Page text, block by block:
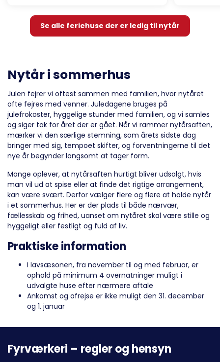
Se alle feriehuse der er ledig til nytår
Nytår i sommerhus
Julen fejrer vi oftest sammen med familien, hvor nytåret
ofte fejres med venner. Juledagene bruges på
julefrokoster, hyggelige stunder med familien, og vi samles
og siger tak for året der er gået. Når vi rammer nytårsaften,
mærker vi den særlige stemning, som årets sidste dag
bringer med sig, tempoet skifter, og forventningerne til det
nye år begynder langsomt at tager form.
Mange oplever, at nytårsaften hurtigt bliver udsolgt, hvis
man vil ud at spise eller at finde det rigtige arrangement,
kan være svært. Derfor vælger flere og flere at holde nytår
i et sommerhus. Her er der plads til både nærvær,
fællesskab og frihed, uanset om nytåret skal være stille og
hyggeligt eller festligt og fuld af liv.
Praktiske information
I lavsæsonen, fra november til og med februar, er
ophold på minimum 4 overnatninger muligt i
udvalgte huse efter nærmere aftale
Ankomst og afrejse er ikke muligt den 31. december
og 1. januar
Fyrværkeri – regler og hensyn